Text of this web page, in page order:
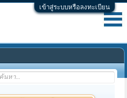
เข้าสู่ระบบหรือลงทะเบียน